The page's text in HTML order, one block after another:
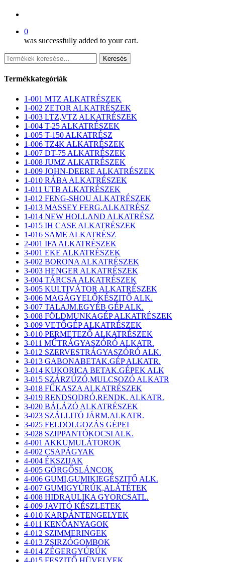
0
was successfully added to your cart.
Keresés
a
következőre:
Keresés
Termékkategóriák
1-001 MTZ ALKATRÉSZEK
1-002 ZETOR ALKATRÉSZEK
1-003 LTZ,VTZ ALKATRÉSZEK
1-004 T-25 ALKATRÉSZEK
1-005 T-150 ALKATRÉSZ
1-006 TZ4K ALKATRÉSZEK
1-007 DT-75 ALKATRÉSZEK
1-008 JUMZ ALKATRÉSZEK
1-009 JOHN-DEERE ALKATRÉSZEK
1-010 RÁBA ALKATRÉSZEK
1-011 UTB ALKATRÉSZEK
1-012 FENG-SHOU ALKATRÉSZEK
1-013 MASSEY FERG.ALKATRÉSZ
1-014 NEW HOLLAND ALKATRÉSZ
1-015 IH CASE ALKATRÉSZEK
1-016 SAME ALKATRÉSZ
2-001 IFA ALKATRÉSZEK
3-001 EKE ALKATRÉSZEK
3-002 BORONA ALKATRÉSZEK
3-003 HENGER ALKATRÉSZEK
3-004 TÁRCSA ALKATRÉSZEK
3-005 KULTIVÁTOR ALKATRÉSZEK
3-006 MAGÁGYELŐKÉSZITŐ ALK.
3-007 TALAJM.EGYÉB GÉP ALK.
3-008 FÖLDMUNKAGÉP ALKATRÉSZEK
3-009 VETŐGÉP ALKATRÉSZEK
3-010 PERMETEZŐ ALKATRÉSZEK
3-011 MŰTRÁGYASZÓRÓ ALKATR.
3-012 SZERVESTRÁGYASZÓRÓ ALK.
3-013 GABONABETAK.GÉP ALKATR.
3-014 KUKORICA BETAK.GÉPEK ALK
3-015 SZÁRZÚZÓ,MULCSOZÓ ALKATR
3-018 FŰKASZA ALKATRÉSZEK
3-019 RENDSODRÓ,RENDK. ALKATR.
3-020 BÁLÁZÓ ALKATRÉSZEK
3-023 SZÁLLITÓ JÁRM.ALKATR.
3-025 FELDOLGOZÁS GÉPEI
3-028 SZIPPANTÓKOCSI ALK.
4-001 AKKUMULÁTOROK
4-002 CSAPÁGYAK
4-004 ÉKSZIJAK
4-005 GÖRGŐSLÁNCOK
4-006 GUMI,GUMIKIEGÉSZITŐ ALK.
4-007 GUMIGYÚRÚK,ALÁTÉTEK
4-008 HIDRAULIKA GYORCSATL.
4-009 JAVITÓ KÉSZLETEK
4-010 KARDÁNTENGELYEK
4-011 KENŐANYAGOK
4-012 SZIMMERINGEK
4-013 ZSIRZÓGOMBOK
4-014 ZÉGERGYÚRÚK
4-015 FESZITŐ HÜVELYEK